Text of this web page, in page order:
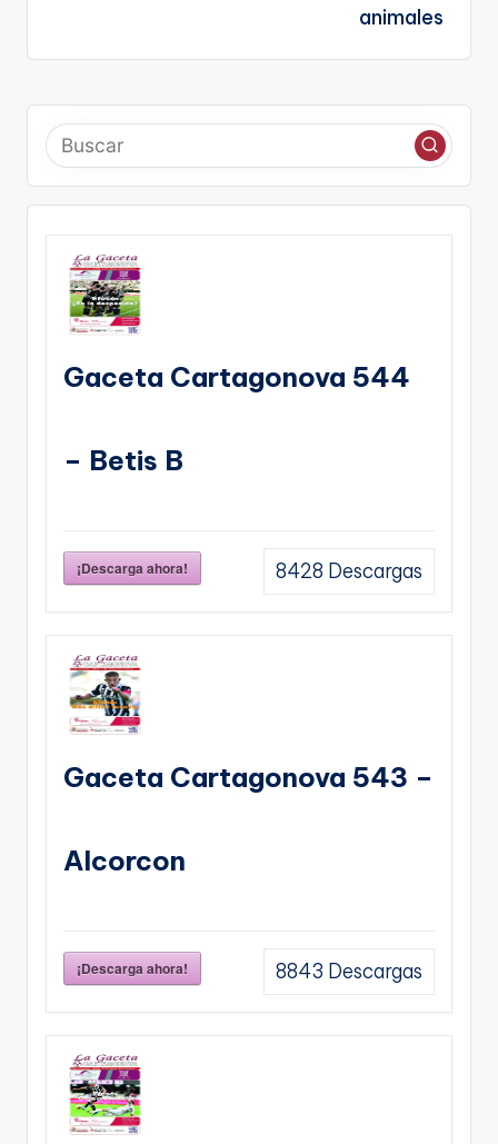
animales
Gaceta Cartagonova 544
– Betis B
¡Descarga ahora! 8428 Descargas
Gaceta Cartagonova 543 –
Alcorcon
¡Descarga ahora! 8843 Descargas